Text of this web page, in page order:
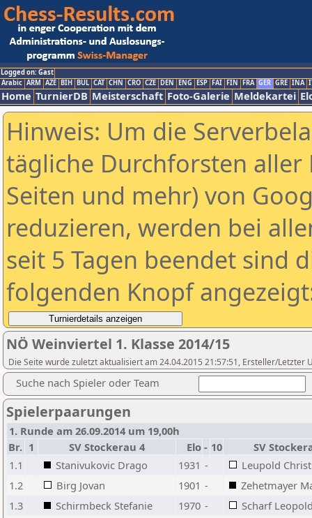
Logged on: Gast
Arabic ARM AZE BIH BUL CAT CHN CRO CZE DEN ENG ESP FAI FIN FRA GER GRE INA
Home TurnierDB Meisterschaft Foto-Galerie Meldekartei
Hinweis: Um die
tägliche Durchforsten aller
Seiten und mehr) von
reduzieren, werden bei
seit 5 Tagen beendet sind
folgenden Knopf
NÖ Weinviertel 1. Klasse 2014/15
Die Seite wurde zuletzt aktualisiert am 24.04.2015 21:57:51, Ersteller/Letzter
Suche nach Spieler oder Team
Spielerpaarungen
1. Runde am 26.09.2014 um 19,00h
Br. 1 SV Stockerau 4 Elo - 10
SV
1.1
Stanivukovic Drago 1931 -
Leupold
1.2
Birg Jovan 1901 -
Zehetmayer
1.3
Schirmbeck Stefanie 1970 -
Scharf